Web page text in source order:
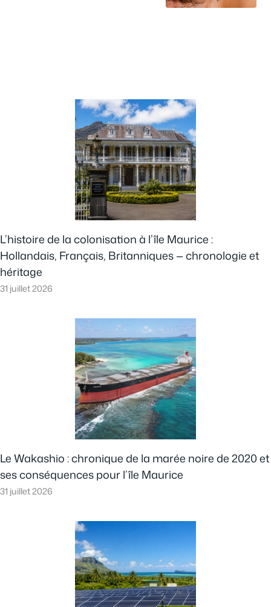
L’histoire de la colonisation à l’île Maurice :
Hollandais, Français, Britanniques — chronologie et
héritage
31 juillet 2026
Le Wakashio : chronique de la marée noire de 2020 et
ses conséquences pour l’île Maurice
31 juillet 2026